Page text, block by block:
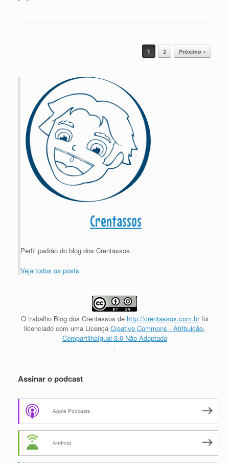
1 2 Próximo »
Crentassos
Perfil padrão do blog dos Crentassos.
Veja todos os posts
O trabalho Blog dos Crentassos de http://crentassos.com.brfoi
licenciado com uma Licença Creative Commons - Atribuição-
CompartilhaIgual 3.0 Não Adaptada
.
Assinar o podcast
Apple Podcasts
Android